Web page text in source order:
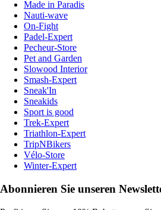
Made in Paradis
Nauti-wave
On-Fight
Padel-Expert
Pecheur-Store
Pet and Garden
Slowood Interior
Smash-Expert
Sneak'In
Sneakids
Sport is good
Trek-Expert
Triathlon-Expert
TripNBikers
Vélo-Store
Winter-Expert
Abonnieren Sie unseren